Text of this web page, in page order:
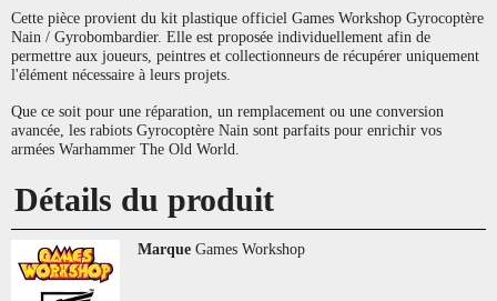
Cette pièce provient du kit plastique officiel Games Workshop Gyrocoptère
Nain / Gyrobombardier. Elle est proposée individuellement afin de
permettre aux joueurs, peintres et collectionneurs de récupérer uniquement
l'élément nécessaire à leurs projets.
Que ce soit pour une réparation, un remplacement ou une conversion
avancée, les rabiots Gyrocoptère Nain sont parfaits pour enrichir vos
armées Warhammer The Old World.
Détails du produit
Marque Games Workshop